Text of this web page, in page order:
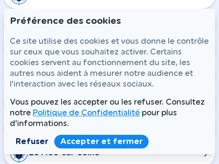
Saint-Martin-des-Champs
Saint-Rémy-la-Vanne
Ozoir-la-Ferrière
Pontault-Combault
Boissise-la-Bertrand
Le Mée-sur-Seine
Préférence des cookies
Ce site utilise des cookies et vous donne le contrôle
sur ceux que vous souhaitez activer. Certains
cookies servent au fonctionnement du site, les
autres nous aident à mesurer notre audience et
l'interaction avec les réseaux sociaux.
Vous pouvez les accepter ou les refuser. Consultez
notre Politique de Confidentialité pour plus
d'informations.
Refuser Accepter et fermer